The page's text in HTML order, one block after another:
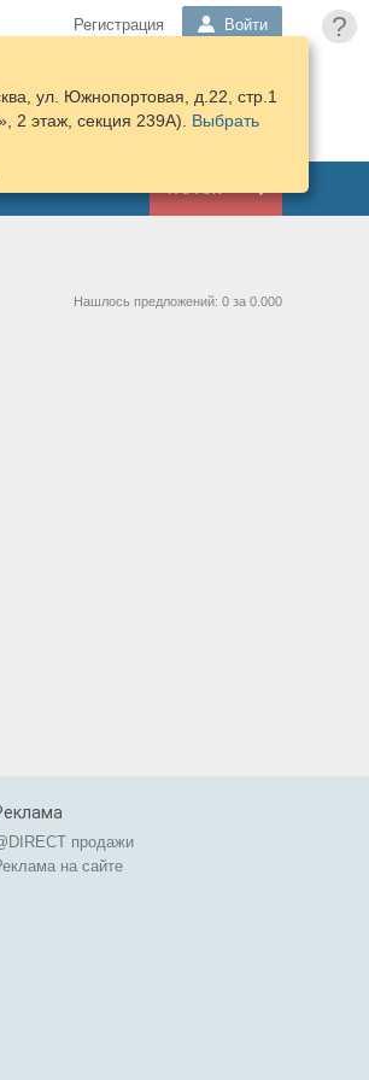
?
Регистрация Войти
КОРЗИНА
ЗАПЧАСТИ
ул. Южнопортовая, д.22, стр.1
2 этаж, секция 239А). Выбрать
Нашлось предложений: 0 за 0.000
продажи
на сайте